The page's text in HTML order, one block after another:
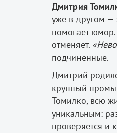
Дмитрия
уже в другом —
помогает юмор.
отменяет.
подчинённые.
Дмитрий
крупный
Томилко, всю
уникальным:
проверяется и